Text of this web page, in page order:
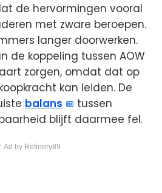
de hervormingen vooral
met zware beroepen.
langer doorwerken.
de koppeling tussen AOW
zorgen, omdat dat op
kan leiden. De
balans
tussen
blijft daarmee fel.
Ad by Refinery89